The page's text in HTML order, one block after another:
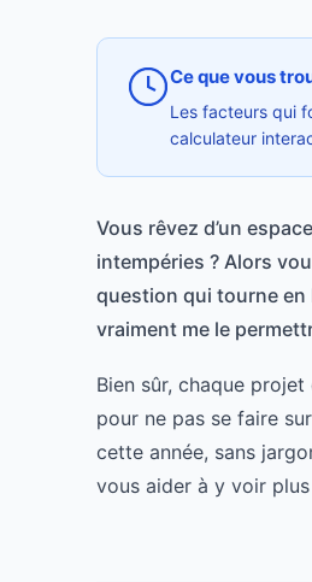
Ce que vous
Les facteurs qui
calculateur
Vous rêvez d’un
intempéries ? Alors
question qui tourne en
vraiment me le
Bien sûr, chaque
pour ne pas se faire
cette année, sans
vous aider à y voir